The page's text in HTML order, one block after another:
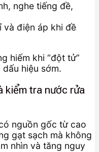
nghe tiếng đề,
và điện áp khi đề
hiếm khi “đột tử”
hiệu sớm.
kiểm tra nước rửa
nguồn gốc từ cao
gạt sạch mà không
nhìn và tăng nguy